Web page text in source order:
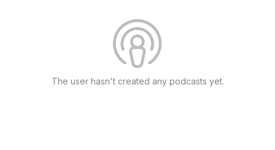
The user hasn't created any podcasts yet.